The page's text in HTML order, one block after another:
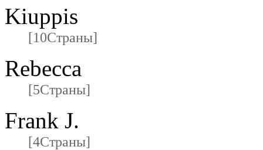
Kiuppis
[10Страны]
Rebecca
[5Страны]
Frank J.
[4Страны]